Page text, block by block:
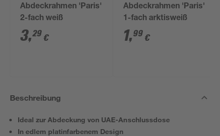
Abdeckrahmen 'Paris'
2-fach weiß
3,29 €
Abdeckrahmen 'Paris'
1-fach arktisweiß
1,99 €
Beschreibung
Ideal zur Abdeckung von UAE-Anschlussdose
In edlem platinfarbenem Design